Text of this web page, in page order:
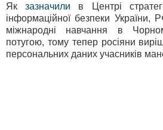
Якзазначили в Центрі
інформаційної безпеки України,
міжнародні навчання в
потугою, тому тепер росіяни
персональних даних учасників